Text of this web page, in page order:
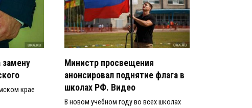
крае
Министр просвещения
анонсировал поднятие флага в
школах РФ. Видео
В новом учебном году во всех школах